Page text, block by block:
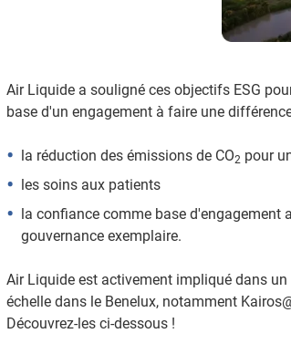
Air Liquide a souligné ces objectifs ESG
base d'un engagement à faire une
la réduction des émissions de CO2 pour
les soins aux patients
la confiance comme base d'engagement
gouvernance exemplaire.
Air Liquide est activement impliqué dans
échelle dans le Benelux, notamment
Découvrez-les ci-dessous !